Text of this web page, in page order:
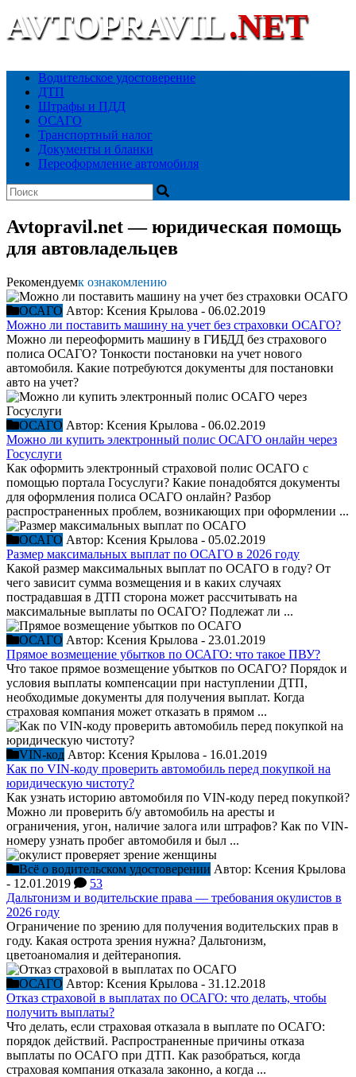
AVTOPRAVIL.NET
Водительское удостоверение
ДТП
Штрафы и ПДД
ОСАГО
Транспортный налог
Документы и бланки
Переоформление автомобиля
Avtopravil.net — юридическая помощь
для автовладельцев
Рекомендуемк ознакомлению
ОСАГО Автор: Ксения Крылова - 06.02.2019
Можно ли поставить машину на учет без страховки ОСАГО?
Можно ли переоформить машину в ГИБДД без страхового
полиса ОСАГО? Тонкости постановки на учет нового
автомобиля. Какие потребуются документы для постановки
авто на учет?
ОСАГО Автор: Ксения Крылова - 06.02.2019
Можно ли купить электронный полис ОСАГО онлайн через
Госуслуги
Как оформить электронный страховой полис ОСАГО с
помощью портала Госуслуги? Какие понадобятся документы
для оформления полиса ОСАГО онлайн? Разбор
распространенных проблем, возникающих при оформлении ...
ОСАГО Автор: Ксения Крылова - 05.02.2019
Размер максимальных выплат по ОСАГО в 2026 году
Какой размер максимальных выплат по ОСАГО в году? От
чего зависит сумма возмещения и в каких случаях
пострадавшая в ДТП сторона может рассчитывать на
максимальные выплаты по ОСАГО? Подлежат ли ...
ОСАГО Автор: Ксения Крылова - 23.01.2019
Прямое возмещение убытков по ОСАГО: что такое ПВУ?
Что такое прямое возмещение убытков по ОСАГО? Порядок и
условия выплаты компенсации при наступлении ДТП,
необходимые документы для получения выплат. Когда
страховая компания может отказать в прямом ...
VIN-код Автор: Ксения Крылова - 16.01.2019
Как по VIN-коду проверить автомобиль перед покупкой на
юридическую чистоту?
Как узнать историю автомобиля по VIN-коду перед покупкой?
Можно ли проверить б/у автомобиль на аресты и
ограничения, угон, наличие залога или штрафов? Как по VIN-
номеру узнать пробег автомобиля и был ...
Всё о водительском удостоверении Автор: Ксения Крылова
- 12.01.2019
53
Дальтонизм и водительские права — требования окулистов в
2026 году
Ограничение по зрению для получения водительских прав в
году. Какая острота зрения нужна? Дальтонизм,
цветоаномалия и дейтеранопия.
ОСАГО Автор: Ксения Крылова - 31.12.2018
Отказ страховой в выплатах по ОСАГО: что делать, чтобы
получить выплаты?
Что делать, если страховая отказала в выплате по ОСАГО:
порядок действий. Распространенные причины отказа
выплаты по ОСАГО при ДТП. Как разобраться, когда
страховая компания отказала законно, а когда ...